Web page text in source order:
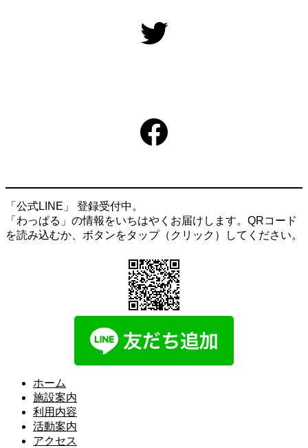
Twitter
Facebook
「公式LINE」 登録受付中。
「わっぱる」の情報をいちはやくお届けします。QRコード
を読み込むか、ボタンをタップ（クリック）してください。
ホーム
施設案内
利用内容
活動案内
アクセス